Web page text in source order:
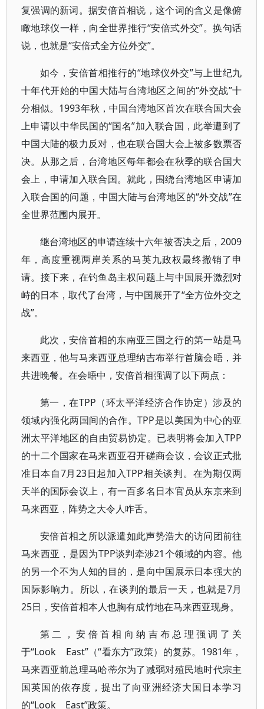
复强调的新词。据安倍首相说，这个词的含义是像俯
瞰地球仪一样，向全世界推行“安倍式外交”。换句话
说，也就是“安倍式全方位外交”。
如今，安倍首相推行的“地球仪外交”与上世纪九
十年代开始的中国大陆与台湾地区之间的“外交战”十
分相似。1993年秋，中国台湾地区首次在联合国大会
上申请以中华民国的“国名”加入联合国，此举遭到了
中国大陆的极力反对，也在联合国大会上被多数票否
决。从那之后，台湾地区每年都会在秋季的联合国大
会上，申请加入联合国。就此，围绕台湾地区申请加
入联合国的问题，中国大陆与台湾地区的“外交战”在
全世界范围内展开。
继台湾地区的申请连续十六年被否决之后，2009
年，高度重视两岸关系的马英九政权最终撤销了申
请。接下来，在钓鱼岛主权问题上与中国展开激烈对
峙的日本，取代了台湾，与中国展开了“全方位外交之
战”。
此次，安倍首相的东南亚三国之行的第一站是马
来西亚，他与马来西亚总理纳吉布举行首脑会晤，并
共进晚餐。在会晤中，安倍首相强调了以下两点：
第一，在TPP（环太平洋经济合作协定）涉及的
领域内强化两国间的合作。TPP是以美国为中心的亚
洲太平洋地区的自由贸易协定。已表明将会加入TPP
的十二个国家在马来西亚召开磋商会议，会议正式批
准日本自7月23日起加入TPP相关谈判。在为期仅两
天半的国际会议上，有一百多名日本官员从东京来到
马来西亚，阵势之大令人咋舌。
安倍首相之所以派遣如此声势浩大的访问团前往
马来西亚，是因为TPP谈判牵涉21个领域的内容。他
的另一个不为人知的目的，是向中国展示日本强大的
国际影响力。所以，在谈判的最后一天，也就是7月
25日，安倍首相本人也胸有成竹地在马来西亚现身。
第二，安倍首相向纳吉布总理强调了关
于“Look East”（“看东方”政策）的复苏。1981年，
马来西亚前总理马哈蒂尔为了减弱对殖民地时代宗主
国英国的依存度，提出了向亚洲经济大国日本学习
的“Look East”政策。